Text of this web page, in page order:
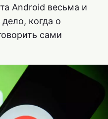
Android весьма и
когда о
сами